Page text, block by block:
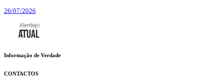
26/07/2026
Informação de Verdade
CONTACTOS